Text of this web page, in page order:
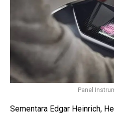
Panel
Sementara Edgar Heinrich,